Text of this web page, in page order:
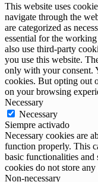
This website uses
navigate through the
are categorized as
essential for the
also use third-party
you use this website.
only with your consent.
cookies. But opting out
on your browsing
Necessary
Necessary
Siempre activado
Necessary cookies are
function properly. This
basic functionalities and
cookies do not store
Non-necessary